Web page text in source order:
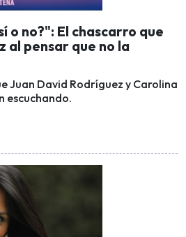
o no?": El chascarro que
al pensar que no la
Juan David Rodríguez y Carolina
escuchando.